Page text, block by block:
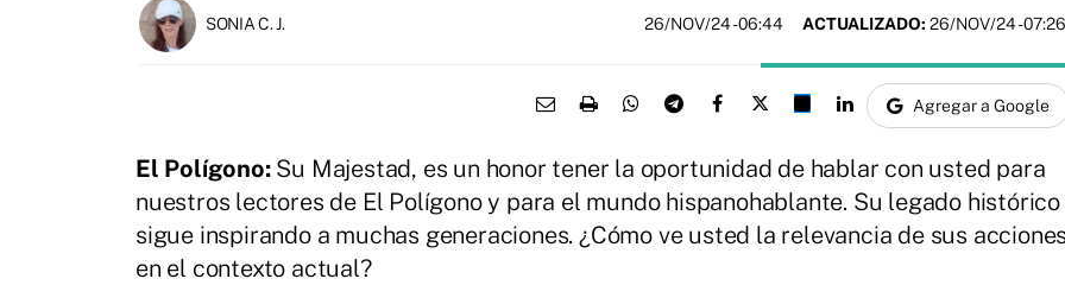
SONIA C. J. 26/NOV/24- 06:44 ACTUALIZADO: 26/NOV/24 - 07:26
Agregar a Google
El Polígono: Su Majestad, es un honor tener la oportunidad de hablar con usted para
nuestros lectores de El Polígono y para el mundo hispanohablante. Su legado histórico
sigue inspirando a muchas generaciones. ¿Cómo ve usted la relevancia de sus
en el contexto actual?